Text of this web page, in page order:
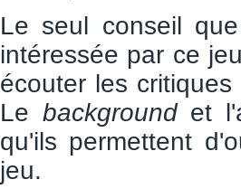
Le seul conseil
intéressée par ce
écouter les
Le backgroundet
qu'ils permettent
jeu.